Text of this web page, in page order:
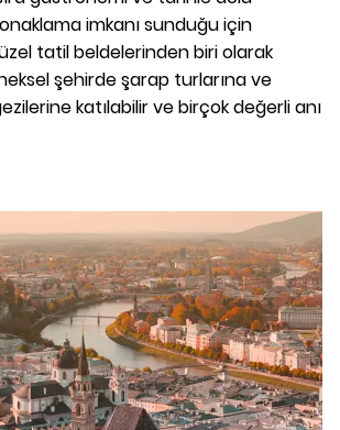
imkanı sunduğu için
tatil beldelerinden biri olarak
şehirde şarap turlarına ve
katılabilir ve birçok değerli anı